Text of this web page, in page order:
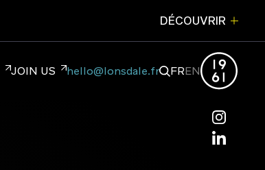
DÉCOUVRIR
JOIN US
hello@lonsdale.fr
FREN